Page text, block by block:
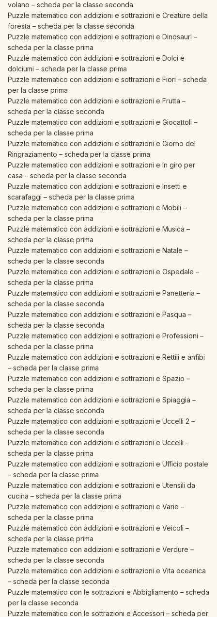
volano – scheda per la classe seconda
Puzzle matematico con addizioni e sottrazioni e Creature della
foresta – scheda per la classe seconda
Puzzle matematico con addizioni e sottrazioni e Dinosauri –
scheda per la classe prima
Puzzle matematico con addizioni e sottrazioni e Dolci e
dolciumi – scheda per la classe prima
Puzzle matematico con addizioni e sottrazioni e Fiori – scheda
per la classe prima
Puzzle matematico con addizioni e sottrazioni e Frutta –
scheda per la classe seconda
Puzzle matematico con addizioni e sottrazioni e Giocattoli –
scheda per la classe prima
Puzzle matematico con addizioni e sottrazioni e Giorno del
Ringraziamento – scheda per la classe prima
Puzzle matematico con addizioni e sottrazioni e In giro per
casa – scheda per la classe seconda
Puzzle matematico con addizioni e sottrazioni e Insetti e
scarafaggi – scheda per la classe prima
Puzzle matematico con addizioni e sottrazioni e Mobili –
scheda per la classe prima
Puzzle matematico con addizioni e sottrazioni e Musica –
scheda per la classe prima
Puzzle matematico con addizioni e sottrazioni e Natale –
scheda per la classe seconda
Puzzle matematico con addizioni e sottrazioni e Ospedale –
scheda per la classe prima
Puzzle matematico con addizioni e sottrazioni e Panetteria –
scheda per la classe seconda
Puzzle matematico con addizioni e sottrazioni e Pasqua –
scheda per la classe seconda
Puzzle matematico con addizioni e sottrazioni e Professioni –
scheda per la classe prima
Puzzle matematico con addizioni e sottrazioni e Rettili e anfibi
– scheda per la classe prima
Puzzle matematico con addizioni e sottrazioni e Spazio –
scheda per la classe prima
Puzzle matematico con addizioni e sottrazioni e Spiaggia –
scheda per la classe seconda
Puzzle matematico con addizioni e sottrazioni e Uccelli 2 –
scheda per la classe seconda
Puzzle matematico con addizioni e sottrazioni e Uccelli –
scheda per la classe prima
Puzzle matematico con addizioni e sottrazioni e Ufficio postale
– scheda per la classe prima
Puzzle matematico con addizioni e sottrazioni e Utensili da
cucina – scheda per la classe prima
Puzzle matematico con addizioni e sottrazioni e Varie –
scheda per la classe prima
Puzzle matematico con addizioni e sottrazioni e Veicoli –
scheda per la classe prima
Puzzle matematico con addizioni e sottrazioni e Verdure –
scheda per la classe seconda
Puzzle matematico con addizioni e sottrazioni e Vita oceanica
– scheda per la classe seconda
Puzzle matematico con le sottrazioni e Abbigliamento – scheda
per la classe seconda
Puzzle matematico con le sottrazioni e Accessori – scheda per